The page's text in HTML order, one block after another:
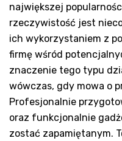
największej
rzeczywistość jest
ich wykorzystaniem z
firmę wśród
znaczenie tego typu
wówczas, gdy mowa o
Profesjonalnie
oraz funkcjonalnie
zostać zapamiętanym.